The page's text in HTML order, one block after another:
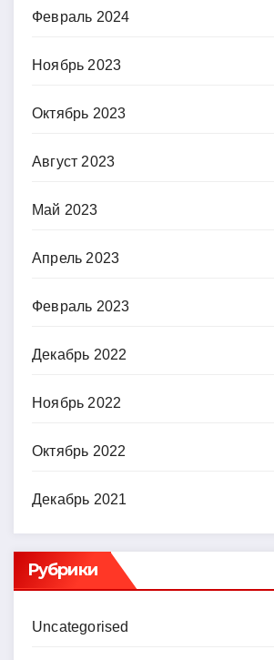
Февраль 2024
Ноябрь 2023
Октябрь 2023
Август 2023
Май 2023
Апрель 2023
Февраль 2023
Декабрь 2022
Ноябрь 2022
Октябрь 2022
Декабрь 2021
Рубрики
Uncategorised